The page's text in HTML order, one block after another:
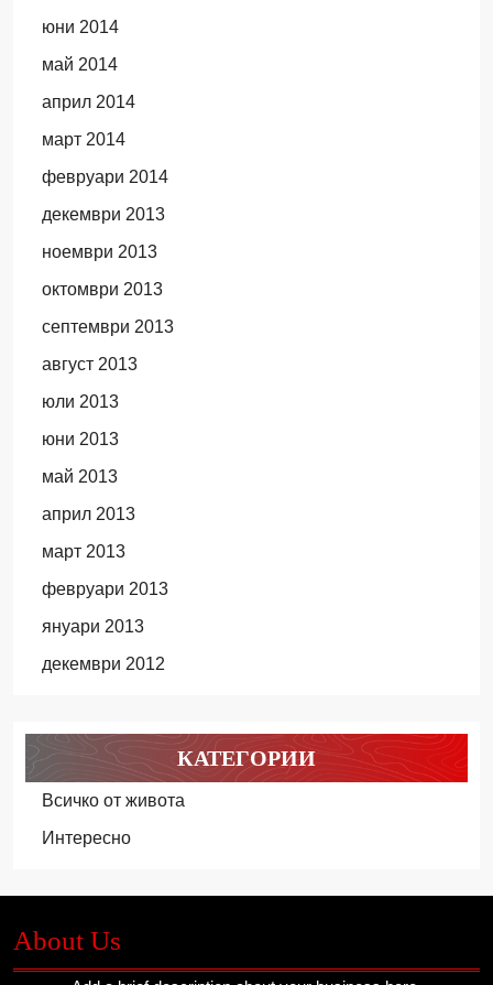
юни 2014
май 2014
април 2014
март 2014
февруари 2014
декември 2013
ноември 2013
октомври 2013
септември 2013
август 2013
юли 2013
юни 2013
май 2013
април 2013
март 2013
февруари 2013
януари 2013
декември 2012
КАТЕГОРИИ
Всичко от живота
Интересно
About Us